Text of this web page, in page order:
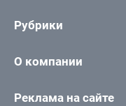
Рубрики
О компании
Реклама на сайте